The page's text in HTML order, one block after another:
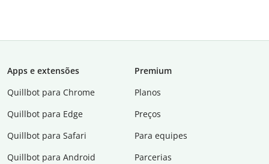
Apps e extensões
Quillbot para Chrome
Quillbot para Edge
Quillbot para Safari
Quillbot para Android
Premium
Planos
Preços
Para equipes
Parcerias